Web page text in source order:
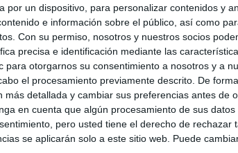
por un dispositivo, para personalizar contenidos y
e información sobre el público, así como
Con su permiso, nosotros y nuestros socios
precisa e identificación mediante las
para otorgarnos su consentimiento a nosotros y a
el procesamiento previamente descrito. De
más detallada y cambiar sus preferencias antes de
en cuenta que algún procesamiento de sus
pero usted tiene el derecho de rechazar
se aplicarán solo a este sitio web. Puede
la compra del ático: "Lo que no se dice es
para la presidenta"
directamente la venta del ático de
del